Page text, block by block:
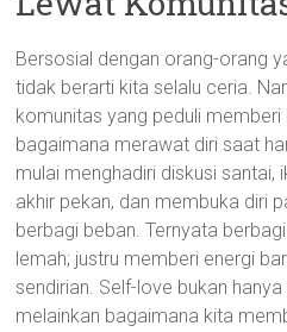
Bersosial dengan orang-orang
tidak berarti kita selalu ceria.
komunitas yang peduli
bagaimana merawat diri saat
mulai menghadiri diskusi santai,
akhir pekan, dan membuka diri
berbagi beban. Ternyata
lemah; justru memberi energi
sendirian. Self-love bukan
melainkan bagaimana kita